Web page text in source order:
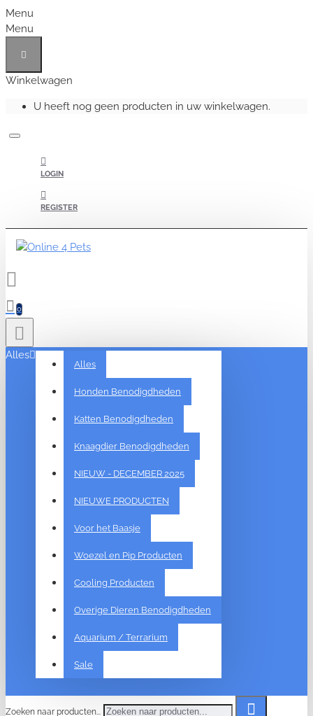
Menu
Menu
Winkelwagen
U heeft nog geen producten in uw winkelwagen.
LOGIN
REGISTER
0
Alles
Alles
Honden Benodigdheden
Katten Benodigdheden
Knaagdier Benodigdheden
NIEUW - DECEMBER 2025
NIEUWE PRODUCTEN
Voor het Baasje
Woezel en Pip Producten
Cooling Producten
Overige Dieren Benodigdheden
Aquarium / Terrarium
Sale
Zoeken naar producten...